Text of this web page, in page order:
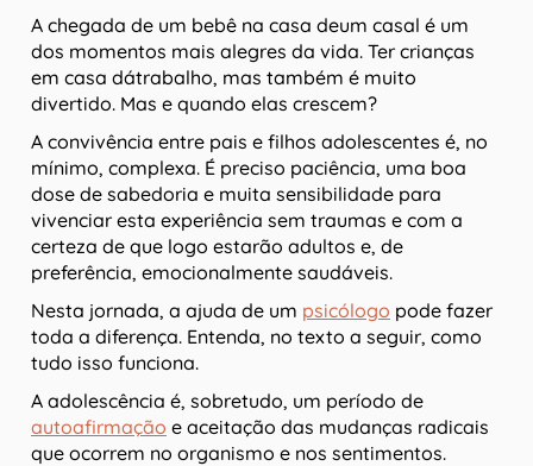
A chegada de um bebê na casa deum casal é um
dos momentos mais alegres da vida. Ter crianças
em casa dátrabalho, mas também é muito
divertido. Mas e quando elas crescem?
A convivência entre pais e filhos adolescentes é, no
mínimo, complexa. É preciso paciência, uma boa
dose de sabedoria e muita sensibilidade para
vivenciar esta experiência sem traumas e com a
certeza de que logo estarão adultos e, de
preferência, emocionalmente saudáveis.
Nesta jornada, a ajuda de um psicólogo pode fazer
toda a diferença. Entenda, no texto a seguir, como
tudo isso funciona.
A adolescência é, sobretudo, um período de
autoafirmação e aceitação das mudanças radicais
que ocorrem no organismo e nos sentimentos.